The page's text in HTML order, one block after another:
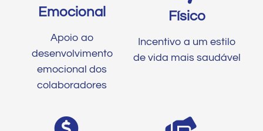
Emocional
Apoio ao
desenvolvimento
emocional dos
colaboradores
Físico
Incentivo a um estilo
de vida mais saudável